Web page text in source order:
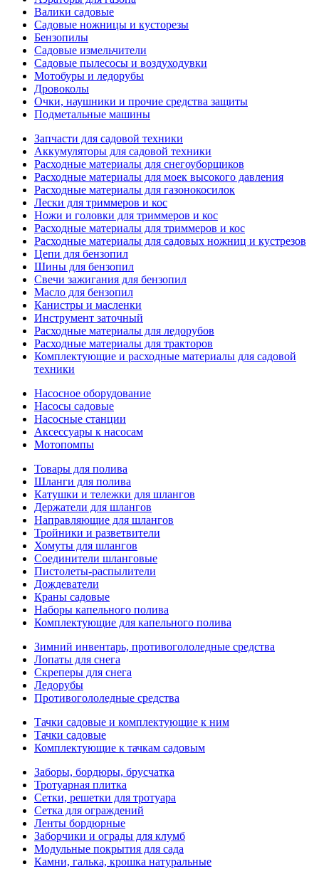
Валики садовые
Садовые ножницы и кусторезы
Бензопилы
Садовые измельчители
Садовые пылесосы и воздуходувки
Мотобуры и ледорубы
Дровоколы
Очки, наушники и прочие средства защиты
Подметальные машины
Запчасти для садовой техники
Аккумуляторы для садовой техники
Расходные материалы для снегоуборщиков
Расходные материалы для моек высокого давления
Расходные материалы для газонокосилок
Лески для триммеров и кос
Ножи и головки для триммеров и кос
Расходные материалы для триммеров и кос
Расходные материалы для садовых ножниц и кустрезов
Цепи для бензопил
Шины для бензопил
Свечи зажигания для бензопил
Масло для бензопил
Канистры и масленки
Инструмент заточный
Расходные материалы для ледорубов
Расходные материалы для тракторов
Комплектующие и расходные материалы для садовой
техники
Насосное оборудование
Насосы садовые
Насосные станции
Аксессуары к насосам
Мотопомпы
Товары для полива
Шланги для полива
Катушки и тележки для шлангов
Держатели для шлангов
Направляющие для шлангов
Тройники и разветвители
Хомуты для шлангов
Соединители шланговые
Пистолеты-распылители
Дождеватели
Краны садовые
Наборы капельного полива
Комплектующие для капельного полива
Зимний инвентарь, противогололедные средства
Лопаты для снега
Скреперы для снега
Ледорубы
Противогололедные средства
Тачки садовые и комплектующие к ним
Тачки садовые
Комплектующие к тачкам садовым
Заборы, бордюры, брусчатка
Тротуарная плитка
Сетки, решетки для тротуара
Сетка для ограждений
Ленты бордюрные
Заборчики и ограды для клумб
Модульные покрытия для сада
Камни, галька, крошка натуральные